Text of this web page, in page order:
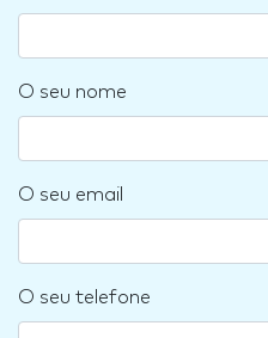
O seu nome
O seu email
O seu telefone